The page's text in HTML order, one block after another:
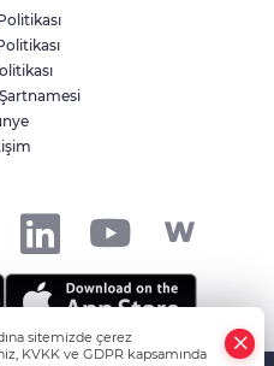
arızası yapan tanker
çekildi
kırsal
sitemizde çerez
KVKK ve GDPR kapsamında